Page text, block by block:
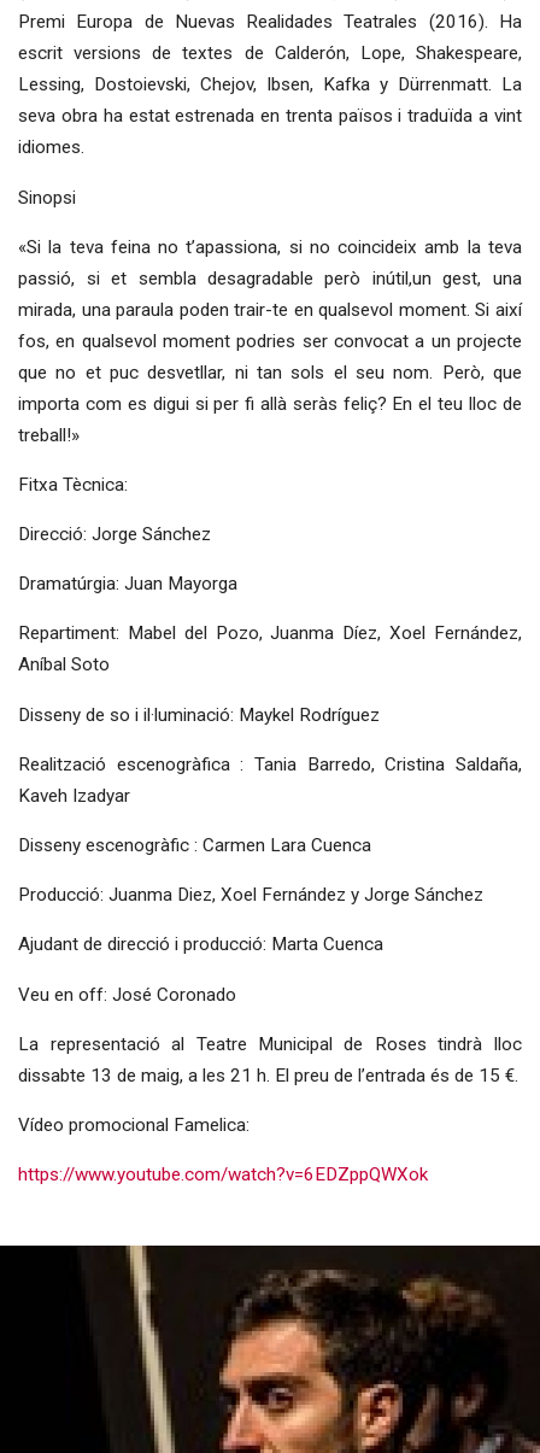
Premi Europa de Nuevas Realidades Teatrales (2016). Ha
escrit versions de textes de Calderón, Lope, Shakespeare,
Lessing, Dostoievski, Chejov, Ibsen, Kafka y Dürrenmatt. La
seva obra ha estat estrenada en trenta països i traduïda a vint
idiomes.
Sinopsi
«Si la teva feina no t’apassiona, si no coincideix amb la teva
passió, si et sembla desagradable però inútil,un gest, una
mirada, una paraula poden trair-te en qualsevol moment. Si així
fos, en qualsevol moment podries ser convocat a un projecte
que no et puc desvetllar, ni tan sols el seu nom. Però, que
importa com es digui si per fi allà seràs feliç? En el teu lloc de
treball!»
Fitxa Tècnica:
Direcció: Jorge Sánchez
Dramatúrgia: Juan Mayorga
Repartiment: Mabel del Pozo, Juanma Díez, Xoel Fernández,
Aníbal Soto
Disseny de so i il·luminació: Maykel Rodríguez
Realització escenogràfica : Tania Barredo, Cristina Saldaña,
Kaveh Izadyar
Disseny escenogràfic : Carmen Lara Cuenca
Producció: Juanma Diez, Xoel Fernández y Jorge Sánchez
Ajudant de direcció i producció: Marta Cuenca
Veu en off: José Coronado
La representació al Teatre Municipal de Roses tindrà lloc
dissabte 13 de maig, a les 21 h. El preu de l’entrada és de 15 €.
Vídeo promocional Famelica:
https://www.youtube.com/watch?v=6EDZppQWXok